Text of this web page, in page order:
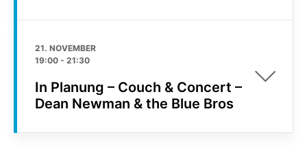
21. NOVEMBER
19:00 - 21:30
In Planung – Couch & Concert –
Dean Newman & the Blue Bros